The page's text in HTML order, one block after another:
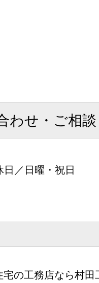
わせ・ご相談
日／日曜・祝日
の工務店なら村田